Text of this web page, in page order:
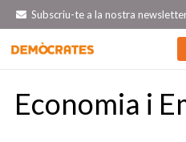
Subscriu-te a la nostra
Economia i